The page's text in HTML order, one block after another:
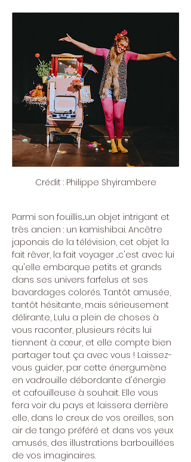
Crédit : Philippe Shyirambere
Parmi son fouillis....un objet intrigant et
très ancien : un kamishibai. Ancêtre
japonais de la télévision, cet objet la
fait rêver, la fait voyager ...c'est avec lui
qu'elle embarque petits et grands
dans ses univers farfelus et ses
bavardages colorés. Tantôt amusée,
tantôt hésitante, mais sérieusement
délirante, Lulu a plein de choses à
vous raconter, plusieurs récits lui
tiennent à cœur, et elle compte bien
partager tout ça avec vous ! Laissez-
vous guider, par cette énergumène
en vadrouille débordante d'énergie
et cafouilleuse à souhait. Elle vous
fera voir du pays et laissera derrière
elle, dans le creux de vos oreilles, son
air de tango préféré et dans vos yeux
amusés, des illustrations barbouillées
de vos imaginaires.